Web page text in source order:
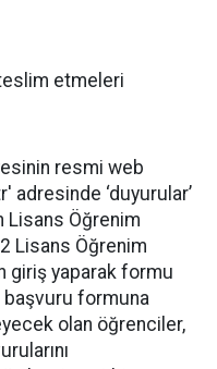
etmeleri
resmi web
adresinde ‘duyurular’
Lisans Öğrenim
Lisans Öğrenim
giriş yaparak formu
formuna
olan öğrenciler,